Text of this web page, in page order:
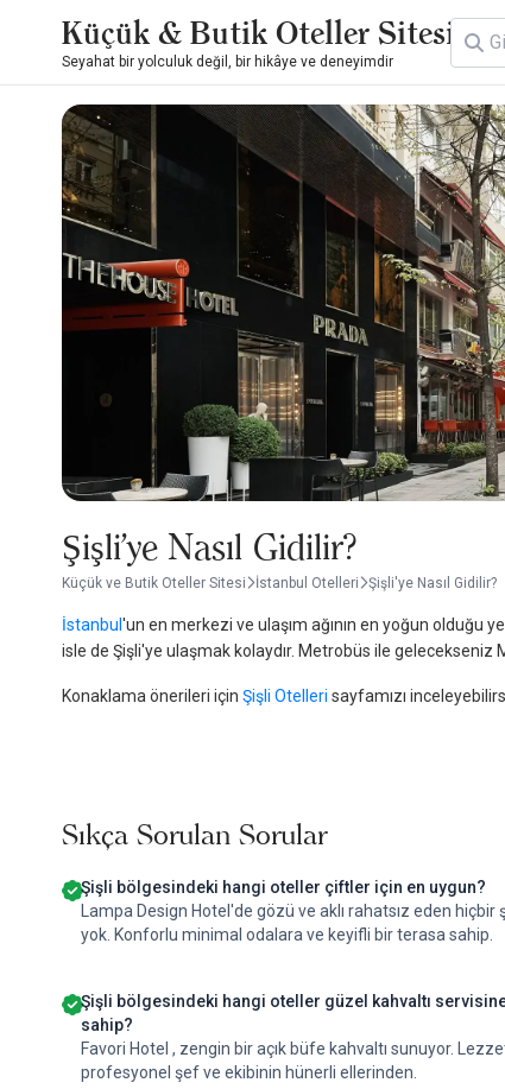
Küçük & Butik Oteller Sitesi
Seyahat bir yolculuk değil, bir hikâye ve deneyimdir
Şişli'ye Nasıl Gidilir?
Küçük ve Butik Oteller Sitesi İstanbul Otelleri Şişli'ye Nasıl Gidilir?
İstanbul 'un en merkezi ve ulaşım ağının en yoğun olduğu
isle de Şişli'ye ulaşmak kolaydır. Metrobüs ile
Konaklama önerileri için Şişli Otelleri sayfamızı
Sıkça Sorulan Sorular
Şişli bölgesindeki hangi oteller çiftler için en uygun?
Lampa Design Hotel'de gözü ve aklı rahatsız eden hiçbir
yok. Konforlu minimal odalara ve keyifli bir terasa sahip.
Şişli bölgesindeki hangi oteller güzel kahvaltı
sahip?
Favori Hotel , zengin bir açık büfe kahvaltı sunuyor.
profesyonel şef ve ekibinin hünerli ellerinden.